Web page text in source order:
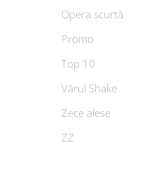
Opera scurtă
Promo
Top 10
Vărul Shake
Zece alese
ZZ